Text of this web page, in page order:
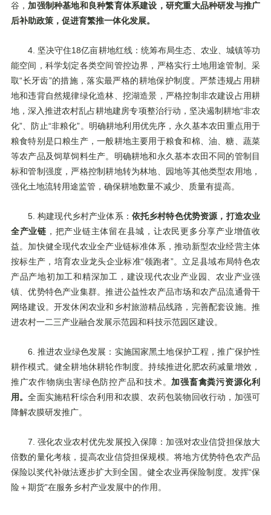
谷， 加强制种基地和良种繁育体系建设，研究重大品种研发与推广
后补助政策，促进育繁推一体化发展。
4. 坚决守住18亿亩耕地红线：统筹布局生态、农业、城镇等功
能空间，科学划定各类空间管控边界，严格实行土地用途管制。采
取“长牙齿”的措施，落实最严格的耕地保护制度。严禁违规占用耕
地和违背自然规律绿化造林、挖湖造景，严格控制非农建设占用耕
地，深入推进农村乱占耕地建房专项整治行动，坚决遏制耕地“非农
化”、防止“非粮化”。明确耕地利用优先序，永久基本农田重点用于
粮食特别是口粮生产，一般耕地主要用于粮食和棉、油、糖、蔬菜
等农产品及饲草饲料生产。明确耕地和永久基本农田不同的管制目
标和管制强度，严格控制耕地转为林地、园地等其他类型农用地，
强化土地流转用途监管，确保耕地数量不减少、质量有提高。
5. 构建现代乡村产业体系： 依托乡村特色优势资源，打造农业
全产业链 ，把产业链主体留在县城，让农民更多分享产业增值收
益。加快健全现代农业全产业链标准体系，推动新型农业经营主体
按标生产，培育农业龙头企业标准“领跑者”。立足县域布局特色农
产品产地初加工和精深加工，建设现代农业产业园、农业产业强
镇、优势特色产业集群。推进公益性农产品市场和农产品流通骨干
网络建设。开发休闲农业和乡村旅游精品线路，完善配套设施。推
进农村一二三产业融合发展示范园和科技示范园区建设。
6. 推进农业绿色发展：实施国家黑土地保护工程，推广保护性
耕作模式。健全耕地休耕轮作制度。持续推进化肥农药减量增效，
推广农作物病虫害绿色防控产品和技术。 加强畜禽粪污资源化利
用。全面实施秸秆综合利用和农膜、农药包装物回收行动，加强可
降解农膜研发推广。
7. 强化农业农村优先发展投入保障：加强对农业信贷担保放大
倍数的量化考核，提高农业信贷担保规模。将地方优势特色农产品
保险以奖代补做法逐步扩大到全国。健全农业再保险制度。发挥“保
险＋期货”在服务乡村产业发展中的作用。